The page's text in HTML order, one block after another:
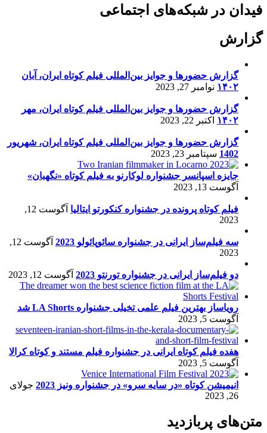
فیدان در شبکه‌های اجتماعی
گزارش
گزارش حضورها و جوایز بین‌المللی فیلم کوتاه ایران، آبان
۱۴۰۲ نوامبر 27, 2023
گزارش حضورها و جوایز بین‌المللی فیلم کوتاه ایران، مهر
۱۴۰۲ اکتبر 22, 2023
گزارش حضورها و جوایز بین‌المللی فیلم کوتاه ایران، شهریور
1402 سپتامبر 23, 2023
جایزه اسپانسر جشنواره لوکارنو به فیلم کوتاه «نگهبان»
آگوست 13, 2023
فیلم کوتاه پرونده در جشنواره کنکورتو ایتالیا
آگوست 12,
2023
سه فیلم‌ساز ایرانی در جشنواره سائوپائولو 2023
آگوست 12,
2023
دو فیلم‌ساز ایرانی در جشنواره تورنتو 2023 آگوست 12, 2023
رویاساز بهترین فیلم علمی تخیلی جشنواره LA Shorts شد
آگوست 5, 2023
هفده فیلم کوتاه ایرانی در جشنواره فیلم مستند و کوتاه کرالا
آگوست 5, 2023
انیمیشن کوتاه «در سایه سرو» در جشنواره ونیز 2023
جولای
26, 2023
متن‌های پربازدید